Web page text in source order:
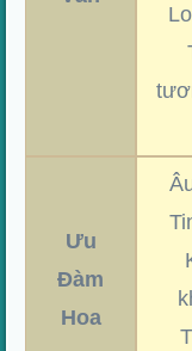
Ưu
Đàm
Hoa